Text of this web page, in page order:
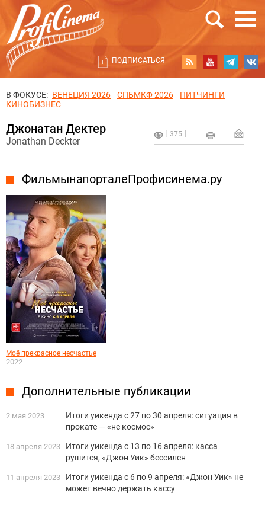
ПОДПИСАТЬСЯ
В ФОКУСЕ: ВЕНЕЦИЯ 2026 СПБМКФ 2026
ПИТЧИНГИ
КИНОБИЗНЕС
375
Джонатан Дектер
Jonathan Deckter
Фильмы на портале Профисинема.ру
Моё прекрасное несчастье
2022
Дополнительные публикации
2 мая 2023
Итоги уикенда с 27 по 30 апреля: ситуация в
прокате — «не космос»
18 апреля 2023
Итоги уикенда с 13 по 16 апреля: касса
рушится, «Джон Уик» бессилен
11 апреля 2023
Итоги уикенда с 6 по 9 апреля: «Джон Уик» не
может вечно держать кассу